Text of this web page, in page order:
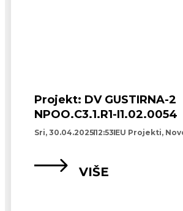
Projekt: DV GUSTIRNA-2
NPOO.C3.1.R1-I1.02.0054
Sri, 30.04.202512:53 EU Projekti,
VIŠE